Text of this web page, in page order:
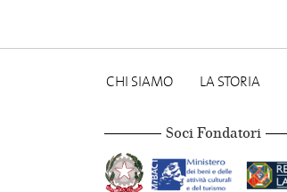
CHI SIAMO LA STORIA
Soci Fondatori